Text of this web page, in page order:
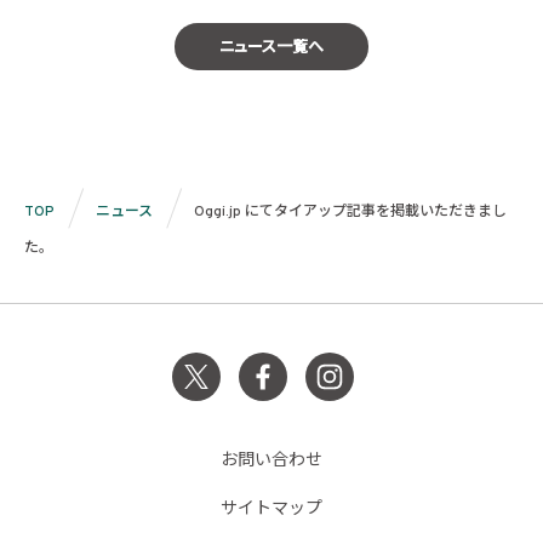
ニュース一覧へ
TOP ニュース
Oggi.jp にてタイアップ記事を掲載いただきまし
た。
お問い合わせ
サイトマップ